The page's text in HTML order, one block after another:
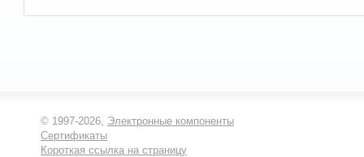
© 1997-2026, Электронные компоненты
Сертификаты
Короткая ссылка на страницу